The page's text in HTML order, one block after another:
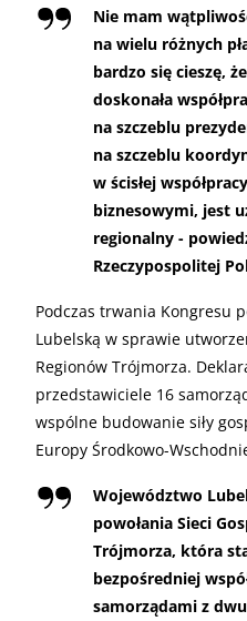
Nie mam
na wielu różnych
bardzo się cieszę,
doskonała
na szczeblu
na szczeblu
w ścisłej
biznesowymi, jest
regionalny -
Rzeczypospolitej
Podczas trwania Kongresu
Lubelską w sprawie
Regionów Trójmorza.
przedstawiciele 16
wspólne budowanie siły
Europy Środkowo-
Województwo
powołania Sieci
Trójmorza, która
bezpośredniej
samorządami z